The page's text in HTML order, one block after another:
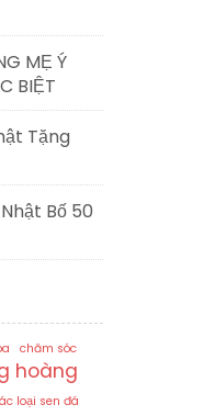
MẸ Ý
BIỆT
Tặng
Bố 50
chăm sóc
hoàng
loại sen đá